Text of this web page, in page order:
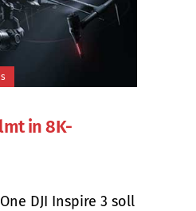
in 8K-
DJI Inspire 3 soll